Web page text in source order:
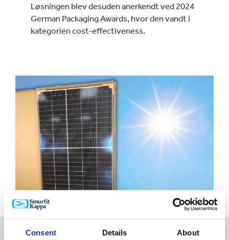
Consent Details About
Løsningen blev desuden anerkendt ved 2024
German Packaging Awards, hvor den vandt i
kategorien cost-effectiveness.